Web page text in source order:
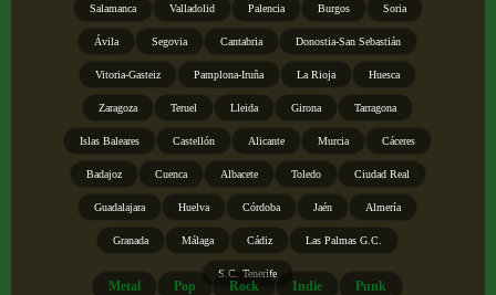
Salamanca Valladolid Palencia Burgos Soria
Ávila Segovia Cantabria Donostia-San Sebastián
Vitoria-Gasteiz Pamplona-Iruña La Rioja Huesca
Zaragoza Teruel Lleida Girona Tarragona
Islas Baleares Castellón Alicante Murcia Cáceres
Badajoz Cuenca Albacete Toledo Ciudad Real
Guadalajara Huelva Córdoba Jaén Almería
Granada Málaga Cádiz Las Palmas G.C.
S.C. Tenerife
Metal Pop Rock Indie Punk